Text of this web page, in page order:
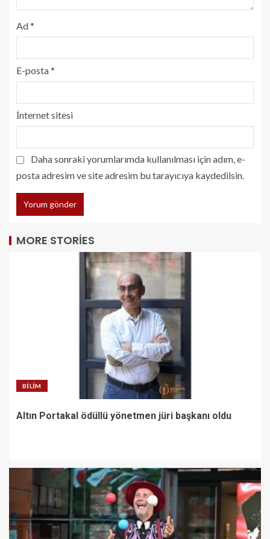
Ad*
E-posta*
İnternet sitesi
Daha sonraki yorumlarımda kullanılması için adım, e-
posta adresim ve site adresim bu tarayıcıya kaydedilsin.
MORE STORIES
BILIM
Altın Portakal ödüllü yönetmen jüri başkanı oldu